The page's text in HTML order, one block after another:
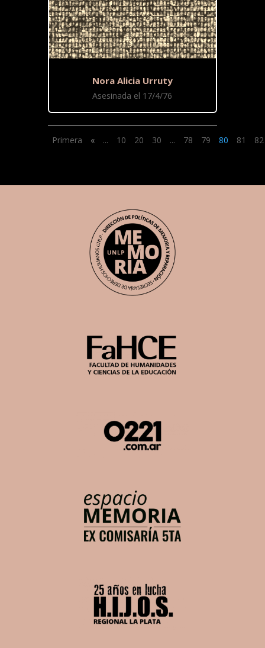
Nora Alicia Urruty
Asesinada el 17/4/76
Primera « ... 10 20 30 ... 78 79 80 81 82